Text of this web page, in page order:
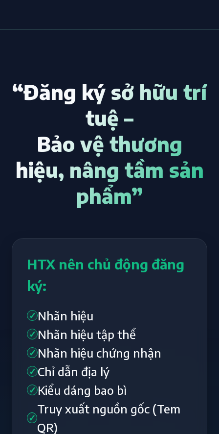
“Đăng ký sở hữu trí
tuệ –
Bảo vệ thương
hiệu, nâng tầm sản
phẩm”
HTX nên chủ động đăng
ký:
✓ Nhãn hiệu
✓ Nhãn hiệu tập thể
✓ Nhãn hiệu chứng nhận
✓Chỉ dẫn địa lý
✓ Kiểu dáng bao bì
✓
Truy xuất nguồn gốc (Tem
QR)